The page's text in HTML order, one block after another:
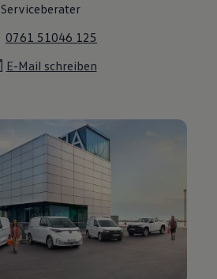
Serviceberater
0761 51046 125
E-Mail schreiben